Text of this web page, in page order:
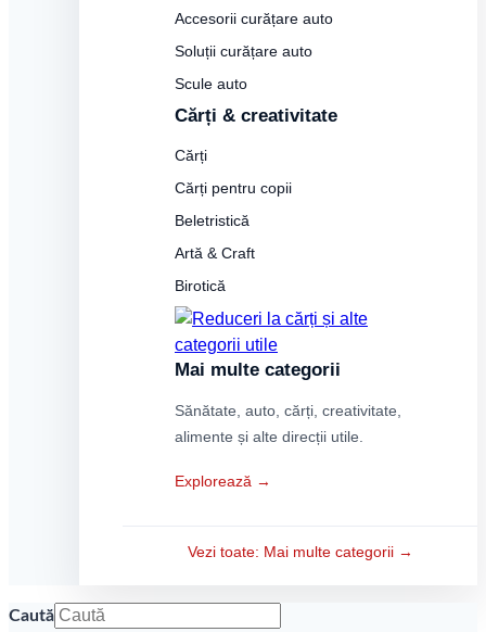
Accesorii curățare auto
Soluții curățare auto
Scule auto
Cărți & creativitate
Cărți
Cărți pentru copii
Beletristică
Artă & Craft
Birotică
Mai multe categorii
Sănătate, auto, cărți, creativitate,
alimente și alte direcții utile.
Explorează →
Vezi toate: Mai multe categorii →
Caută